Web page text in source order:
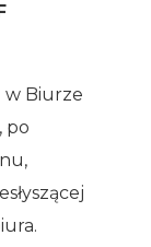
w Biurze
po